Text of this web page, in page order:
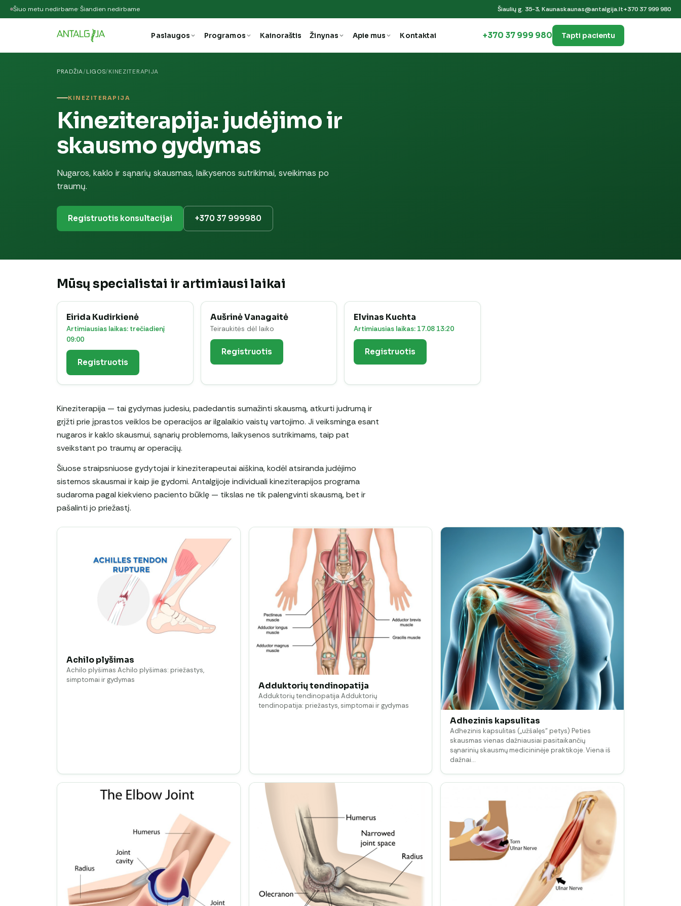
Šiuo metu nedirbame· Šiandien nedirbame Šiaulių g. 35-3, Kaunaskaunas@antalgija.lt+370 37 999 980
Paslaugos Programos Kainoraštis Žinynas Apie mus Kontaktai +370 37 999 980 Tapti pacientu
PRADŽIA/LIGOS/KINEZITERAPIJA
KINEZITERAPIJA
Kineziterapija: judėjimo ir
skausmo gydymas
Nugaros, kaklo ir sąnarių skausmas, laikysenos sutrikimai, sveikimas po
traumų.
Registruotis konsultacijai +370 37 999980
Mūsų specialistai ir artimiausi laikai
Eirida Kudirkienė
Artimiausias laikas: trečiadienį
09:00
Registruotis
Aušrinė Vanagaitė
Teiraukitės dėl laiko
Registruotis
Elvinas Kuchta
Artimiausias laikas: 17.08 13:20
Registruotis
Kineziterapija — tai gydymas judesiu, padedantis sumažinti skausmą, atkurti judrumą ir
grįžti prie įprastos veiklos be operacijos ar ilgalaikio vaistų vartojimo. Ji veiksminga esant
nugaros ir kaklo skausmui, sąnarių problemoms, laikysenos sutrikimams, taip pat
sveikstant po traumų ar operacijų.
Šiuose straipsniuose gydytojai ir kineziterapeutai aiškina, kodėl atsiranda judėjimo
sistemos skausmai ir kaip jie gydomi. Antalgijoje individuali kineziterapijos programa
sudaroma pagal kiekvieno paciento būklę — tikslas ne tik palengvinti skausmą, bet ir
pašalinti jo priežastį.
Achilo plyšimas
Achilo plyšimas Achilo plyšimas: priežastys,
simptomai ir gydymas
Adduktorių tendinopatija
Adduktorių tendinopatija Adduktorių
tendinopatija: priežastys, simptomai ir gydymas
Adhezinis kapsulitas
Adhezinis kapsulitas („užšalęs“ petys) Peties
skausmas vienas dažniausiai pasitaikančių
sąnarinių skausmų medicininėje praktikoje. Viena iš
dažnai…